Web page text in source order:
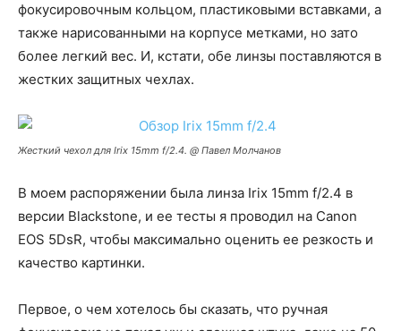
фокусировочным кольцом, пластиковыми вставками, а
также нарисованными на корпусе метками, но зато
более легкий вес. И, кстати, обе линзы поставляются в
жестких защитных чехлах.
Жесткий чехол для Irix 15mm f/2.4. @ Павел Молчанов
В моем распоряжении была линза Irix 15mm f/2.4 в
версии Blackstone, и ее тесты я проводил на Canon
EOS 5DsR, чтобы максимально оценить ее резкость и
качество картинки.
Первое, о чем хотелось бы сказать, что ручная